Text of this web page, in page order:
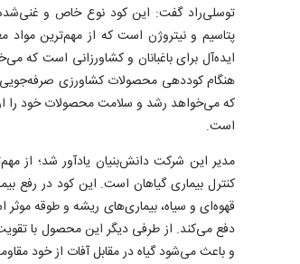
پتاسیم و نیتروژن است که از مهم‌ترین مواد
ایده‌آل برای باغبانان و کشاورزانی است که
هنگام کوددهی محصولات کشاورزی صرفه‌جویی
که می‌خواهد رشد و سلامت محصولات خود را
است.
مدیر این شرکت دانش‌بنیان یادآور شد؛ از
کنترل بیماری گیاهان است. این کود در رفع
قهوه‌ای و سیاه، بیماری‌های ریشه و طوقه
دفع می‌کند. از طرفی دیگر این محصول با تقویت
و باعث می‌شود گیاه در مقابل آفات از خود